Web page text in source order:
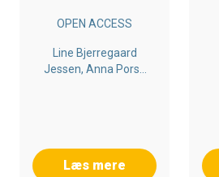
OPEN ACCESS
Line Bjerregaard
Jessen, Anna Porse
Læs mere